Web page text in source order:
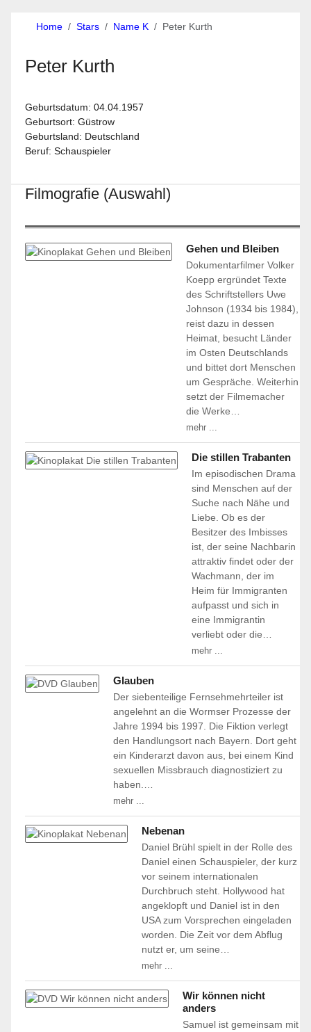
Home Stars Name K Peter Kurth
Peter Kurth
Geburtsdatum: 04.04.1957
Geburtsort: Güstrow
Geburtsland: Deutschland
Beruf: Schauspieler
Filmografie (Auswahl)
Gehen und Bleiben
Dokumentarfilmer Volker
Koepp ergründet Texte
des Schriftstellers Uwe
Johnson (1934 bis 1984),
reist dazu in dessen
Heimat, besucht Länder
im Osten Deutschlands
und bittet dort Menschen
um Gespräche. Weiterhin
setzt der Filmemacher
die Werke…
mehr ...
Die stillen Trabanten
Im episodischen Drama
sind Menschen auf der
Suche nach Nähe und
Liebe. Ob es der
Besitzer des Imbisses
ist, der seine Nachbarin
attraktiv findet oder der
Wachmann, der im
Heim für Immigranten
aufpasst und sich in
eine Immigrantin
verliebt oder die…
mehr ...
Glauben
Der siebenteilige Fernsehmehrteiler ist
angelehnt an die Wormser Prozesse der
Jahre 1994 bis 1997. Die Fiktion verlegt
den Handlungsort nach Bayern. Dort geht
ein Kinderarzt davon aus, bei einem Kind
sexuellen Missbrauch diagnostiziert zu
haben.…
mehr ...
Nebenan
Daniel Brühl spielt in der Rolle des
Daniel einen Schauspieler, der kurz
vor seinem internationalen
Durchbruch steht. Hollywood hat
angeklopft und Daniel ist in den
USA zum Vorsprechen eingeladen
worden. Die Zeit vor dem Abflug
nutzt er, um seine…
mehr ...
Wir können nicht
anders
Samuel ist gemeinsam mit